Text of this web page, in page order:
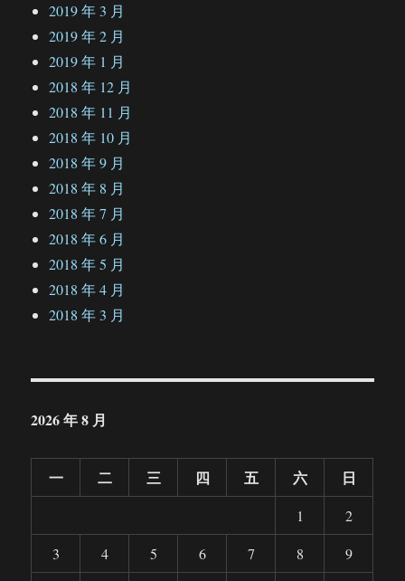
2019 年 3 月
2019 年 2 月
2019 年 1 月
2018 年 12 月
2018 年 11 月
2018 年 10 月
2018 年 9 月
2018 年 8 月
2018 年 7 月
2018 年 6 月
2018 年 5 月
2018 年 4 月
2018 年 3 月
2026 年 8 月
一 二 三 四 五 六 日
1
2
3
4 5 6 7 8
9